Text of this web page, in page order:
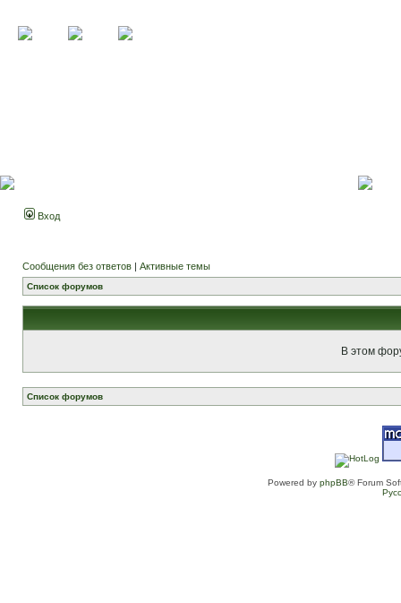
Вход
Сообщения без ответов | Активные темы
Список форумов
В этом
Список форумов
Powered by phpBB® Forum